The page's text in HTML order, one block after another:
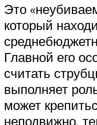
Это
который
Главной его
считать
выполняет
может
неподвижно,